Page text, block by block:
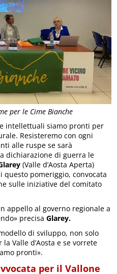
per le Cime Bianche
intellettuali siamo pronti per
Resisteremo con ogni
alle ruspe se sarà
dichiarazione di guerra le
(Valle d’Aosta Aperta)
pomeriggio, convocata
sulle iniziative del comitato
appello al governo regionale a
precisaGlarey.
di sviluppo, non solo
Valle d’Aosta e se vorrete
pronti».
per il Vallone